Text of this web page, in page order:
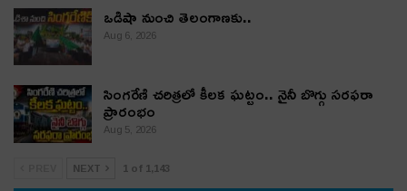
ఒడిషా నుంచి తెలంగాణ‌కు..
Aug 6, 2026
సింగరేణి చరిత్రలో కీలక ఘట్టం.. నైనీ బొగ్గు సరఫరా
ప్రారంభం
Aug 5, 2026
NEXT 1 of 1,143